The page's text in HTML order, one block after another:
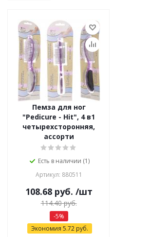
Пемза для ног
"Pedicure - Hit", 4 в1
четырехсторонняя,
ассорти
Есть в наличии (1)
Артикул: 880511
108.68руб. /шт
114.40руб.
-5%
Экономия 5.72руб.